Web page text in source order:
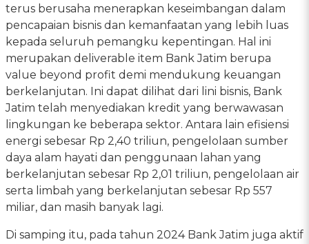
terus berusaha menerapkan keseimbangan dalam
pencapaian bisnis dan kemanfaatan yang lebih luas
kepada seluruh pemangku kepentingan. Hal ini
merupakan deliverable item Bank Jatim berupa
value beyond profit demi mendukung keuangan
berkelanjutan. Ini dapat dilihat dari lini bisnis, Bank
Jatim telah menyediakan kredit yang berwawasan
lingkungan ke beberapa sektor. Antara lain efisiensi
energi sebesar Rp 2,40 triliun, pengelolaan sumber
daya alam hayati dan penggunaan lahan yang
berkelanjutan sebesar Rp 2,01 triliun, pengelolaan air
serta limbah yang berkelanjutan sebesar Rp 557
miliar, dan masih banyak lagi.
Di samping itu, pada tahun 2024 Bank Jatim juga aktif